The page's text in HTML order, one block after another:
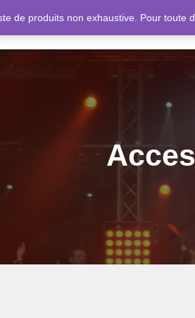
de produits non exhaustive. Pour